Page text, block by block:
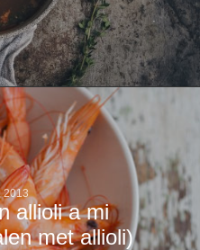
2013
allioli a mi
met allioli)